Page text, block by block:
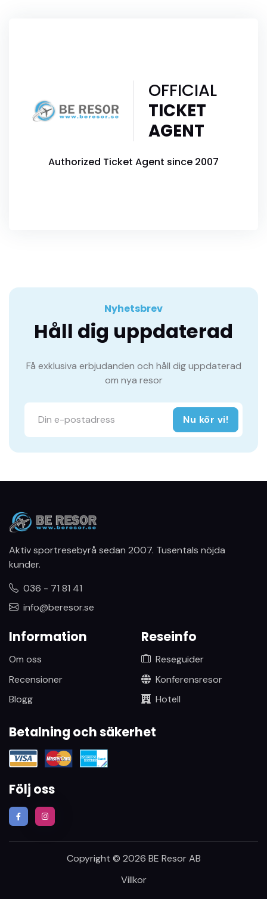
OFFICIAL
TICKET
AGENT
Authorized Ticket Agent since 2007
Nyhetsbrev
Håll dig uppdaterad
Få exklusiva erbjudanden och håll dig uppdaterad
om nya resor
Nu kör vi!
Aktiv sportresebyrå sedan 2007. Tusentals nöjda
kunder.
036 - 71 81 41
info@beresor.se
Information
Om oss
Recensioner
Blogg
Reseinfo
Reseguider
Konferensresor
Hotell
Betalning och säkerhet
Följ oss
Copyright © 2026 BE Resor AB
Villkor